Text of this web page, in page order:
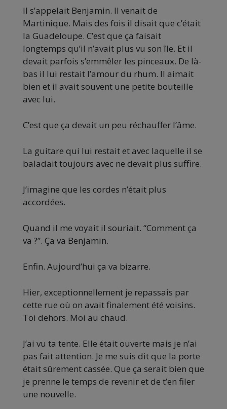
Il s’appelait Benjamin. Il venait de
Martinique. Mais des fois il disait que c’était
la Guadeloupe. C’est que ça faisait
longtemps qu’il n’avait plus vu son île. Et il
devait parfois s’emmêler les pinceaux. De là-
bas il lui restait l’amour du rhum. Il aimait
bien et il avait souvent une petite bouteille
avec lui.
C’est que ça devait un peu réchauffer l’âme.
La guitare qui lui restait et avec laquelle il se
baladait toujours avec ne devait plus suffire.
J’imagine que les cordes n’était plus
accordées.
Quand il me voyait il souriait. “Comment ça
va ?”. Ça va Benjamin.
Enfin. Aujourd’hui ça va bizarre.
Hier, exceptionnellement je repassais par
cette rue où on avait finalement été voisins.
Toi dehors. Moi au chaud.
J’ai vu ta tente. Elle était ouverte mais je n’ai
pas fait attention. Je me suis dit que la porte
était sûrement cassée. Que ça serait bien que
je prenne le temps de revenir et de t’en filer
une nouvelle.